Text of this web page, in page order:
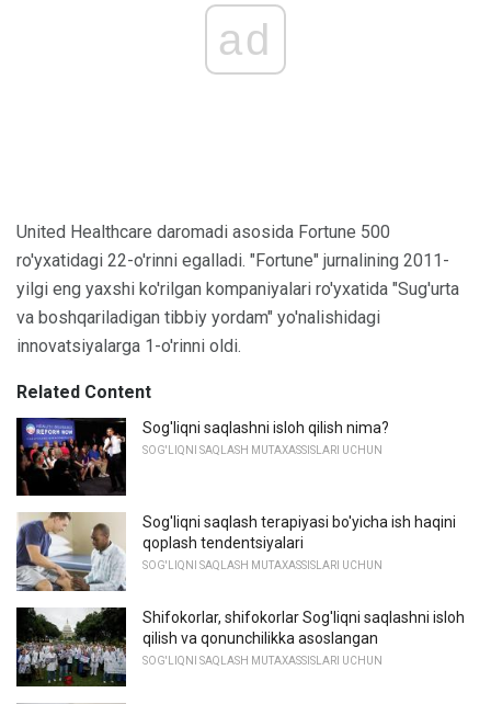
ad
United Healthcare daromadi asosida Fortune 500
ro'yxatidagi 22-o'rinni egalladi. "Fortune" jurnalining 2011-
yilgi eng yaxshi ko'rilgan kompaniyalari ro'yxatida "Sug'urta
va boshqariladigan tibbiy yordam" yo'nalishidagi
innovatsiyalarga 1-o'rinni oldi.
Related Content
Sog'liqni saqlashni isloh qilish nima?
SOG'LIQNI SAQLASH MUTAXASSISLARI UCHUN
Sog'liqni saqlash terapiyasi bo'yicha ish haqini
qoplash tendentsiyalari
SOG'LIQNI SAQLASH MUTAXASSISLARI UCHUN
Shifokorlar, shifokorlar Sog'liqni saqlashni isloh
qilish va qonunchilikka asoslangan
SOG'LIQNI SAQLASH MUTAXASSISLARI UCHUN